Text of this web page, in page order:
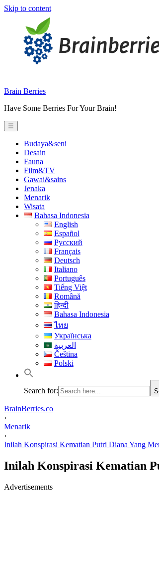
Skip to content
Brain Berries
Have Some Berries For Your Brain!
☰
Budaya&seni
Desain
Fauna
Film&TV
Gawai&sains
Jenaka
Menarik
Wisata
Bahasa Indonesia
English
Español
Русский
Français
Deutsch
Italiano
Português
Tiếng Việt
Română
हिन्दी
Bahasa Indonesia
ไทย
Українська
العربية
Čeština
Polski
Search for:
BrainBerries.co
›
Menarik
›
Inilah Konspirasi Kematian Putri Diana Yang
Inilah Konspirasi Kematian
Advertisements